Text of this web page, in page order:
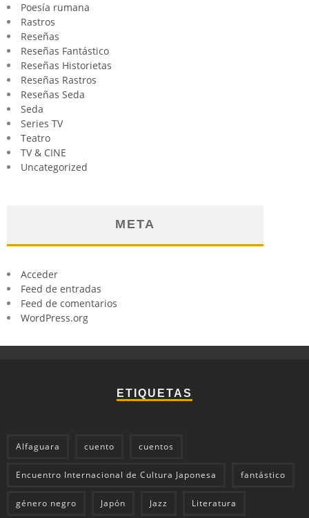
Poesía rumana
Rastros
Reseñas
Reseñas Fantástico
Reseñas Historietas
Reseñas Rastros
Reseñas Seda
Seda
Series TV
Teatro
TV & CINE
Uncategorized
META
Acceder
Feed de entradas
Feed de comentarios
WordPress.org
ETIQUETAS
Alfaguara cuento cuentos
Encuentro Internacional de Cultura Japonesa fantástico
género negro Japón Jazz Literatura